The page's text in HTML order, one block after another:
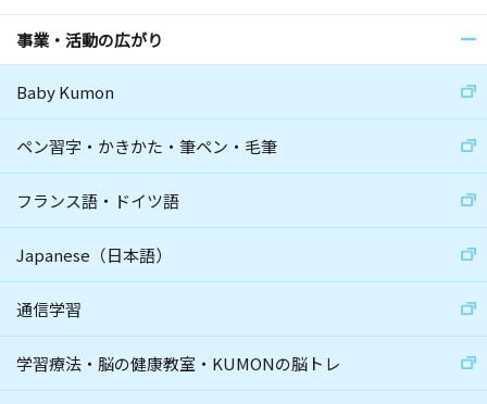
事業・活動の広がり
Baby Kumon
ペン習字・かきかた・筆ペン・毛筆
フランス語・ドイツ語
Japanese（日本語）
通信学習
学習療法・脳の健康教室・KUMONの脳トレ